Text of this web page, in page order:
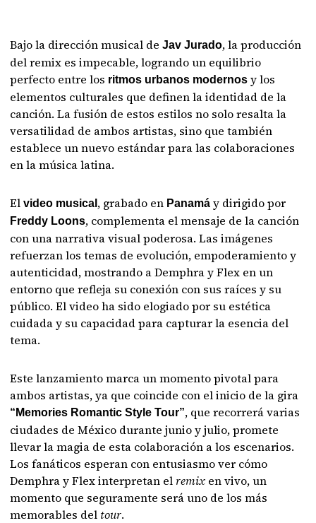
Bajo la dirección musical deJav Jurado, la producción
del remix es impecable, logrando un equilibrio
perfecto entre los ritmos urbanos modernos y los
elementos culturales que definen la identidad de la
canción. La fusión de estos estilos no solo resalta la
versatilidad de ambos artistas, sino que también
establece un nuevo estándar para las colaboraciones
en la música latina.
Elvideo musical , grabado en Panamáy dirigido por
Freddy Loons, complementa el mensaje de la canción
con una narrativa visual poderosa. Las imágenes
refuerzan los temas de evolución, empoderamiento y
autenticidad, mostrando a Demphra y Flex en un
entorno que refleja su conexión con sus raíces y su
público. El video ha sido elogiado por su estética
cuidada y su capacidad para capturar la esencia del
tema.
Este lanzamiento marca un momento pivotal para
ambos artistas, ya que coincide con el inicio de la gira
“Memories Romantic Style Tour”, que recorrerá varias
ciudades de México durante junio y julio, promete
llevar la magia de esta colaboración a los escenarios.
Los fanáticos esperan con entusiasmo ver cómo
Demphra y Flex interpretan el remix en vivo, un
momento que seguramente será uno de los más
memorables del tour.